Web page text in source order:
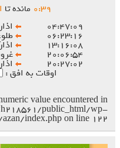
۰:۳۹ مانده تا
۰۴:۴۷:۰۹
۰۶:۲۳:۱۶
۱۳:۱۶:۰۸
۲۰:۰۶:۵۴
۲۰:۲۷:۰۲
اوقات به افق :
value encountered in
public_html/wp-
index.phpon line ۱۲۲